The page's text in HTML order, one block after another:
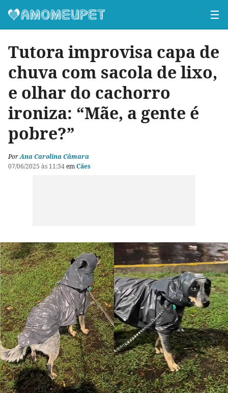
☰
Tutora improvisa capa de
chuva com sacola de lixo,
e olhar do cachorro
ironiza: “Mãe, a gente é
pobre?”
PorAna Carolina Câmara
07/06/2025 às 11:34emCães